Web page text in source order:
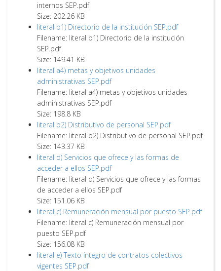
internos SEP.pdf
Size: 202.26 KB
literal b1) Directorio de la institución SEP.pdf
Filename: literal b1) Directorio de la institución
SEP.pdf
Size: 149.41 KB
literal a4) metas y objetivos unidades
administrativas SEP.pdf
Filename: literal a4) metas y objetivos unidades
administrativas SEP.pdf
Size: 198.8 KB
literal b2) Distributivo de personal SEP.pdf
Filename: literal b2) Distributivo de personal SEP.pdf
Size: 143.37 KB
literal d) Servicios que ofrece y las formas de
acceder a ellos SEP.pdf
Filename: literal d) Servicios que ofrece y las formas
de acceder a ellos SEP.pdf
Size: 151.06 KB
literal c) Remuneración mensual por puesto SEP.pdf
Filename: literal c) Remuneración mensual por
puesto SEP.pdf
Size: 156.08 KB
literal e) Texto íntegro de contratos colectivos
vigentes SEP.pdf